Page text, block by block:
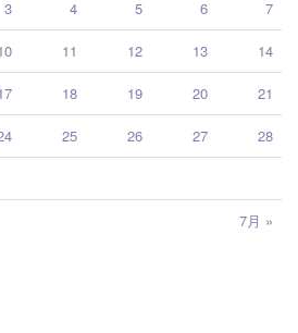
7月 »
3 4 5 6 7
11 12 13 14
18 19 20 21
25 26 27 28